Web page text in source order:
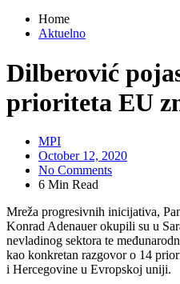
Home
Aktuelno
Dilberović
prioriteta EU
MPI
October 12, 2020
No Comments
6 Min Read
Mreža progresivnih inicijativa,
Konrad Adenauer okupili su u
nevladinog sektora te
kao konkretan razgovor o 14
i Hercegovine u Evropskoj uniji.